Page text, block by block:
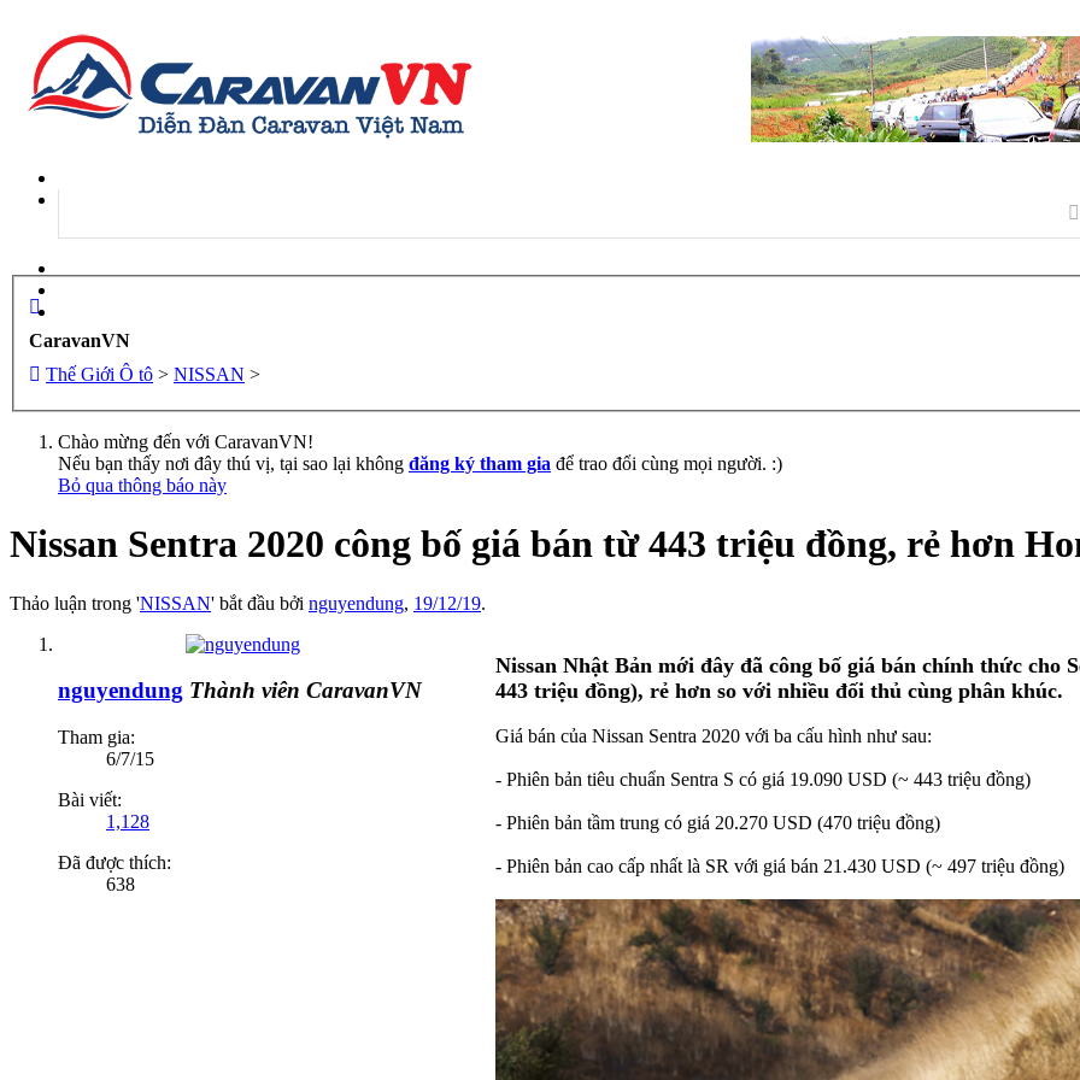
CaravanVN
Thế Giới Ô tô > NISSAN >
Chào mừng đến với CaravanVN!
Nếu bạn thấy nơi đây thú vị, tại sao lại không đăng ký tham gia để trao đổi cùng mọi người. :)
Bỏ qua thông báo này
Nissan Sentra 2020 công bố giá bán từ 443 triệu đồng, rẻ hơn
Thảo luận trong 'NISSAN' bắt đầu bởi nguyendung, 19/12/19.
nguyendung Thành viên CaravanVN
Tham gia:
6/7/15
Bài viết:
1,128
Đã được thích:
638
Nissan Nhật Bản mới đây đã công bố giá bán chính thức cho
443 triệu đồng), rẻ hơn so với nhiều đối thủ cùng phân khúc.
Giá bán của Nissan Sentra 2020 với ba cấu hình như sau:
- Phiên bản tiêu chuẩn Sentra S có giá 19.090 USD (~ 443 triệu đồng)
- Phiên bản tầm trung có giá 20.270 USD (470 triệu đồng)
- Phiên bản cao cấp nhất là SR với giá bán 21.430 USD (~ 497 triệu đồng)